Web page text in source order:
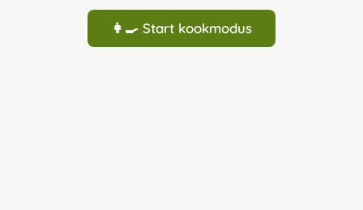
👩‍🍳 Start kookmodus